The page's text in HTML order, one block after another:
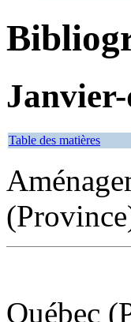
Janvier-
Table des matières
Québec